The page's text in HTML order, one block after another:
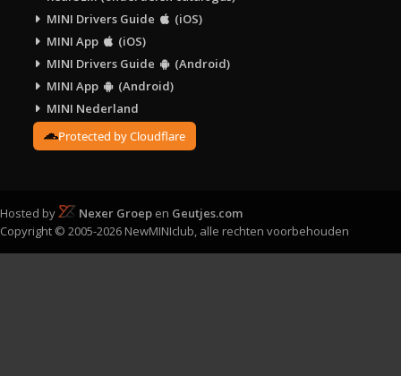
MINI Drivers Guide
(iOS)
MINI App
(iOS)
MINI Drivers Guide
(Android)
MINI App
(Android)
MINI Nederland
Protected by Cloudflare
Hosted by Nexer Groep en Geutjes.com
Copyright © 2005-2026 NewMINIclub, alle rechten voorbehouden